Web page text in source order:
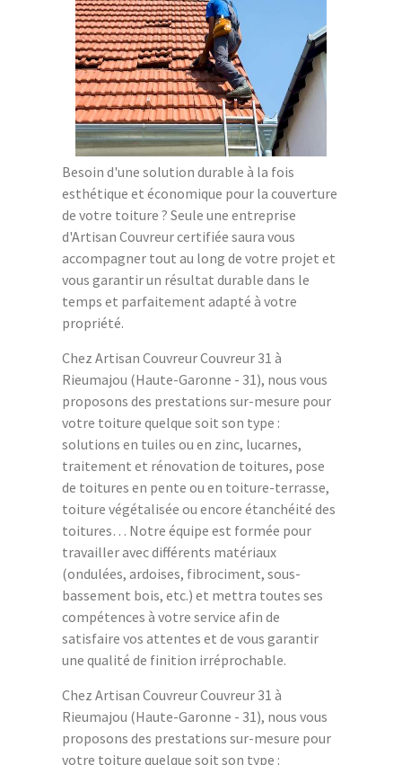
Besoin d'une solution durable à la fois
esthétique et économique pour la couverture
de votre toiture ? Seule une entreprise
d'Artisan Couvreur certifiée saura vous
accompagner tout au long de votre projet et
vous garantir un résultat durable dans le
temps et parfaitement adapté à votre
propriété.
Chez Artisan Couvreur Couvreur 31 à
Rieumajou (Haute-Garonne - 31), nous vous
proposons des prestations sur-mesure pour
votre toiture quelque soit son type :
solutions en tuiles ou en zinc, lucarnes,
traitement et rénovation de toitures, pose
de toitures en pente ou en toiture-terrasse,
toiture végétalisée ou encore étanchéité des
toitures… Notre équipe est formée pour
travailler avec différents matériaux
(ondulées, ardoises, fibrociment, sous-
bassement bois, etc.) et mettra toutes ses
compétences à votre service afin de
satisfaire vos attentes et de vous garantir
une qualité de finition irréprochable.
Chez Artisan Couvreur Couvreur 31 à
Rieumajou (Haute-Garonne - 31), nous vous
proposons des prestations sur-mesure pour
votre toiture quelque soit son type :